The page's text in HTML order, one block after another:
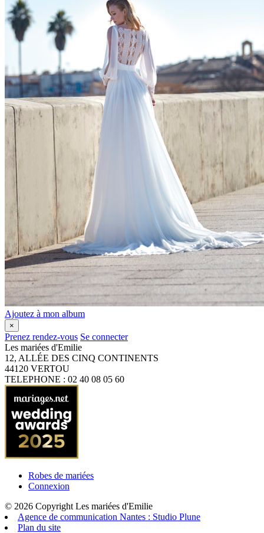
Ajoutez à mon album
×
Prenez rendez-vous Se connecter
Les mariées d'Emilie
12, ALLÉE DES CINQ CONTINENTS
44120 VERTOU
TELEPHONE : 02 40 08 05 60
Robes de mariées
Connexion
© 2026 Copyright Les mariées d'Emilie
Agence de communication Nantes : Studio Plune
Plan du site